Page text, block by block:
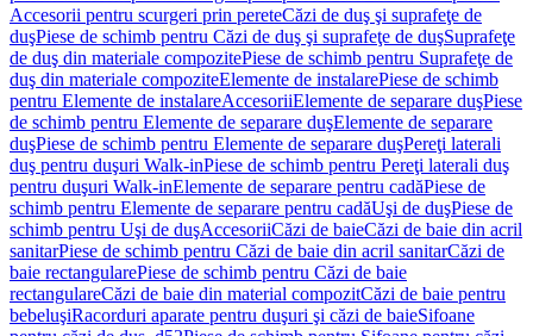
Accesorii pentru scurgeri prin pereteCăzi de duş şi suprafeţe de
duşPiese de schimb pentru Căzi de duş şi suprafeţe de duşSuprafeţe
de duş din materiale compozitePiese de schimb pentru Suprafeţe de
duş din materiale compoziteElemente de instalarePiese de schimb
pentru Elemente de instalareAccesoriiElemente de separare duşPiese
de schimb pentru Elemente de separare duşElemente de separare
duşPiese de schimb pentru Elemente de separare duşPereţi laterali
duş pentru duşuri Walk-inPiese de schimb pentru Pereţi laterali duş
pentru duşuri Walk-inElemente de separare pentru cadăPiese de
schimb pentru Elemente de separare pentru cadăUşi de duşPiese de
schimb pentru Uşi de duşAccesoriiCăzi de baieCăzi de baie din acril
sanitarPiese de schimb pentru Căzi de baie din acril sanitarCăzi de
baie rectangularePiese de schimb pentru Căzi de baie
rectangulareCăzi de baie din material compozitCăzi de baie pentru
bebeluşiRacorduri aparate pentru duşuri şi căzi de baieSifoane